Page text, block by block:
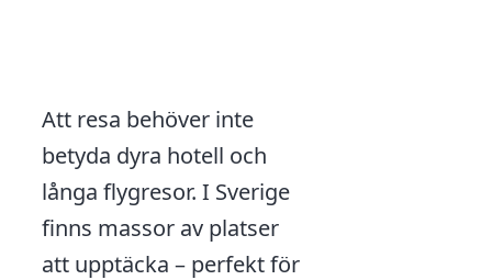
Att resa behöver inte
betyda dyra hotell och
långa flygresor. I Sverige
finns massor av platser
att upptäcka – perfekt för